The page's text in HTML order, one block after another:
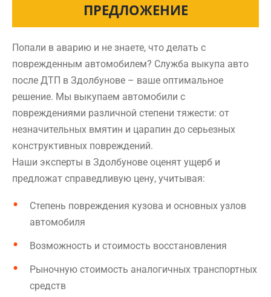
ПРЕДЛОЖЕНИЕ
Попали в аварию и не знаете, что делать с
поврежденным автомобилем? Служба выкупа авто
после ДТП в Здолбунове – ваше оптимальное
решение. Мы выкупаем автомобили с
повреждениями различной степени тяжести: от
незначительных вмятин и царапин до серьезных
конструктивных повреждений.
Наши эксперты в Здолбунове оценят ущерб и
предложат справедливую цену, учитывая:
Степень повреждения кузова и основных узлов
автомобиля
Возможность и стоимость восстановления
Рыночную стоимость аналогичных транспортных
средств